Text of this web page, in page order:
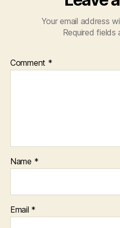
Your email address
Required fields
Comment *
Name *
Email *